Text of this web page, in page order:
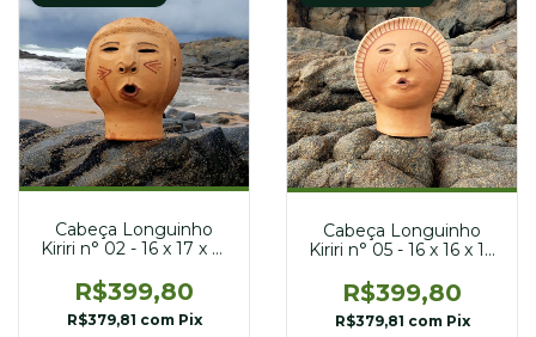
Cabeça Longuinho
Kiriri n° 02 - 16 x 17 x 21
R$399,80
R$379,81 com Pix
Cabeça Longuinho
Kiriri n° 05 - 16 x 16 x 19
R$399,80
R$379,81 com Pix